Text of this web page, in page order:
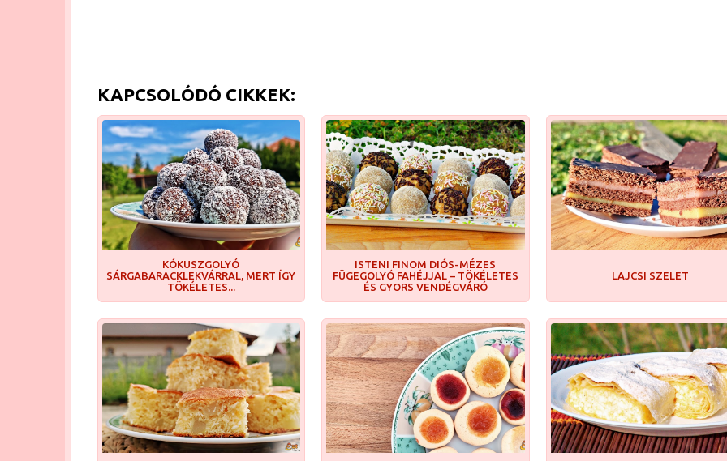
KAPCSOLÓDÓ CIKKEK:
KÓKUSZGOLYÓ
SÁRGABARACKLEKVÁRRAL, MERT ÍGY
TÖKÉLETES...
ISTENI FINOM DIÓS-MÉZES
FÜGEGOLYÓ FAHÉJJAL – TÖKÉLETES
ÉS GYORS VENDÉGVÁRÓ
LAJCSI SZELET